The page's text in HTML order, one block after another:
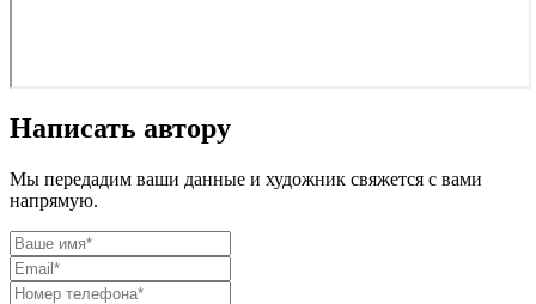
Написать автору
Мы передадим ваши данные и художник свяжется с вами
напрямую.